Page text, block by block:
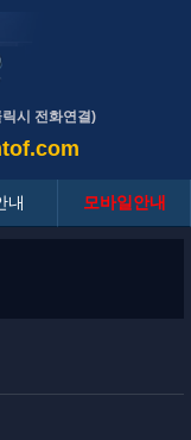
시 전화연결)
내 모바일안내